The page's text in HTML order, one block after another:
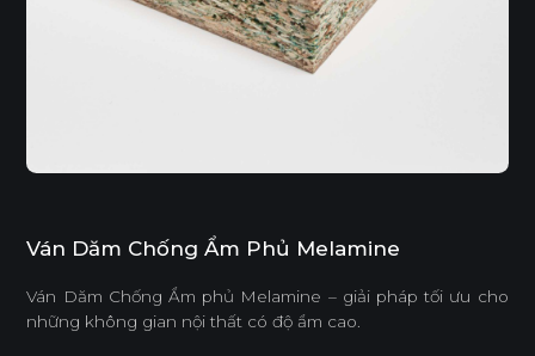
Ván Dăm Chống Ẩm Phủ Melamine
Ván Dăm Chống Ẩm phủ Melamine – giải pháp tối ưu cho
những không gian nội thất có độ ẩm cao.